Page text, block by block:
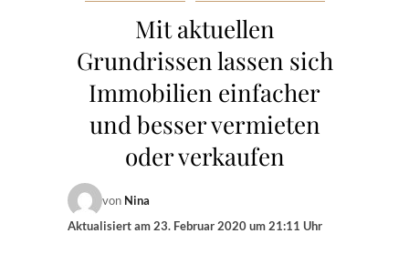
Mit aktuellen
Grundrissen lassen sich
Immobilien einfacher
und besser vermieten
oder verkaufen
von Nina
Aktualisiert am23. Februar 2020 um 21:11 Uhr